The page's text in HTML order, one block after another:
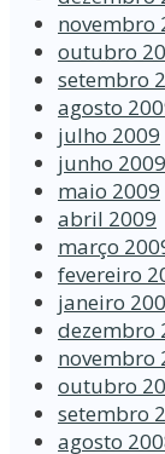
novembro
outubro
setembro
agosto
julho 2009
junho 2009
maio 2009
abril 2009
março
fevereiro
janeiro
dezembro
novembro
outubro
setembro
agosto